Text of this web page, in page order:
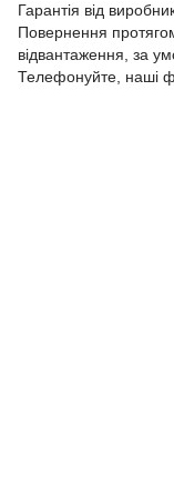
Гарантія від
Повернення
відвантаження, за
Телефонуйте, наші